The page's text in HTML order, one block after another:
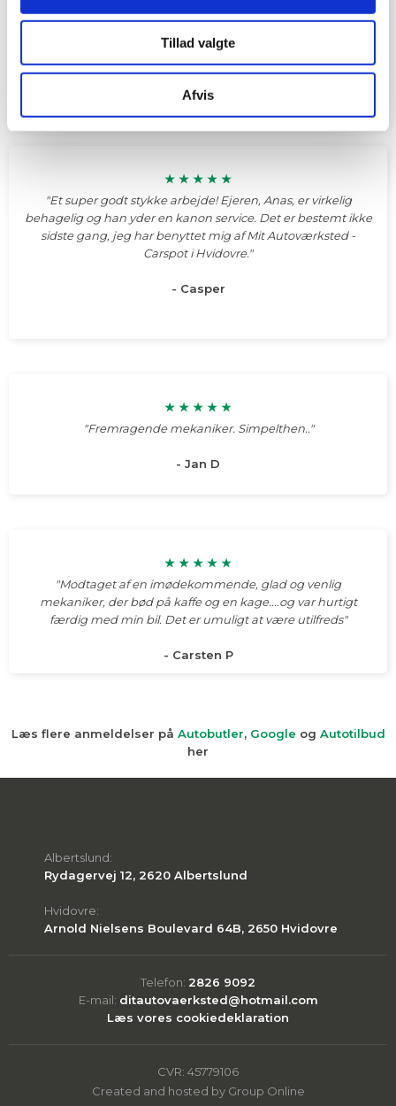
Tillad valgte
Afvis
venner at komme her. Fair priser, rar mekaniker, overholder
aftaler. What's not to like?​"
- Magnus P
★ ★ ★ ★ ★​
"Et super godt stykke arbejde! Ejeren, Anas, er virkelig
behagelig og han yder en kanon service. Det er bestemt ikke
sidste gang, jeg har benyttet mig af Mit Autoværksted -
Carspot i Hvidovre.​"
- Casper
★ ★ ★ ★ ★​
"Fremragende mekaniker. Simpelthen.."​
- Jan D
★ ★ ★ ★ ★​
"Modtaget af en imødekommende, glad og venlig
mekaniker, der bød på kaffe og en kage....og var hurtigt
færdig med min bil. Det er umuligt at være utilfreds"
- Carsten P
Læs flere anmeldelser på Autobutler, Google og Autotilbud
her
Albertslund:
Rydagervej 12, 2620 Albertslund
Hvidovre:
Arnold Nielsens Boulevard 64B, 2650 Hvidovre
Telefon: 2826 9092​
E-mail: ditautovaerksted@hotmail.com
Læs vores cookie​deklaration
CVR: 45779106
Created and hosted by Group Online